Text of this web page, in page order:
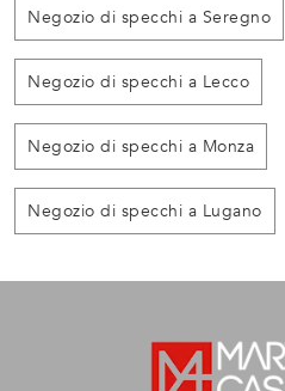
Negozio di specchi a Seregno
Negozio di specchi a Lecco
Negozio di specchi a Monza
Negozio di specchi a Lugano